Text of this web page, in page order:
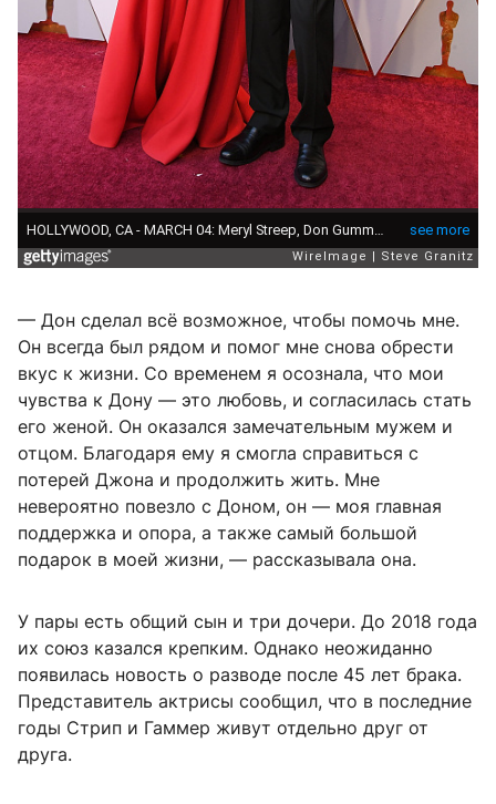
— Дон сделал всё возможное, чтобы помочь мне.
Он всегда был рядом и помог мне снова обрести
вкус к жизни. Со временем я осознала, что мои
чувства к Дону — это любовь, и согласилась стать
его женой. Он оказался замечательным мужем и
отцом. Благодаря ему я смогла справиться с
потерей Джона и продолжить жить. Мне
невероятно повезло с Доном, он — моя главная
поддержка и опора, а также самый большой
подарок в моей жизни, — рассказывала она.
У пары есть общий сын и три дочери. До 2018 года
их союз казался крепким. Однако неожиданно
появилась новость о разводе после 45 лет брака.
Представитель актрисы сообщил, что в последние
годы Стрип и Гаммер живут отдельно друг от
друга.